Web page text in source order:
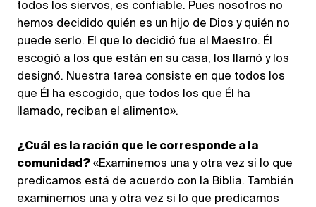
todos los siervos, es confiable. Pues nosotros no
hemos decidido quién es un hijo de Dios y quién no
puede serlo. El que lo decidió fue el Maestro. Él
escogió a los que están en su casa, los llamó y los
designó. Nuestra tarea consiste en que todos los
que Él ha escogido, que todos los que Él ha
llamado, reciban el alimento».
¿Cuál es la ración que le corresponde a la
comunidad? «Examinemos una y otra vez si lo que
predicamos está de acuerdo con la Biblia. También
examinemos una y otra vez si lo que predicamos